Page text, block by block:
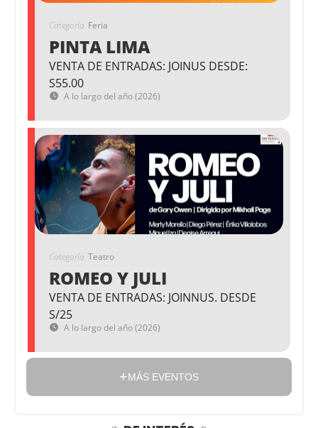
Categoría Feria
PINTA LIMA
VENTA DE ENTRADAS: JOINUS DESDE:
S55.00
A lo largo del año (2026)
Categoría Teatro
ROMEO Y JULI
VENTA DE ENTRADAS: JOINNUS. DESDE
S/25
A lo largo del año (2026)
MÁS EVENTOS